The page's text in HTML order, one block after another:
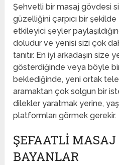
Şehvetli bir masaj gövdesi
güzelliğini çarpıcı bir
etkileyici şeyler
doludur ve yenisi sizi çok
tanıtır. En iyi arkadaşın size
gösterdiğinde veya böyle
beklediğinde, yeni ortak
aramaktan çok solgun bir
dilekler yaratmak yerine,
platformları görmek gerekir.
ŞEFAATLI MASAJ
BAYANLAR